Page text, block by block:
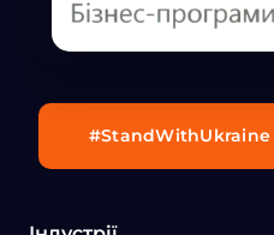
#StandWithUkraine